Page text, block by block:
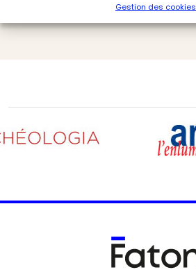
Gestion des cookies
Exclu web Archéologie